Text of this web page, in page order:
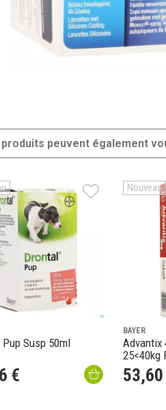
produits peuvent également
Susp 50ml
€
Nouveau
BAYER
Advantix
25<40kg
53,60